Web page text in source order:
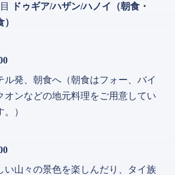
ドゥギア/ハザン/ハノイ（朝食・
ル発、朝食へ（朝食はフォー、バイ
オンなどの地元料理をご用意してい
。）
い山々の景色を楽しんだり、タイ族